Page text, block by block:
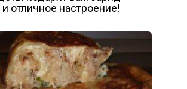
и отличное настроение!